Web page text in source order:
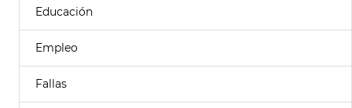
Educación
Empleo
Fallas